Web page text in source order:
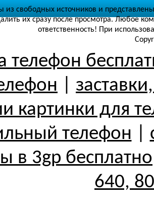
из свободных источников и
их сразу после просмотра. Любое
ответственность! При
телефон
картинки для
телефон
в 3gp бесплатно
640,